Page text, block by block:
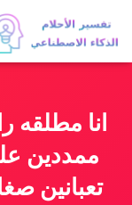
انا مطلقه
ممددين
تعبانين